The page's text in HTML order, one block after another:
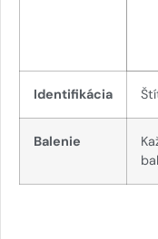
Identifikácia
Balenie